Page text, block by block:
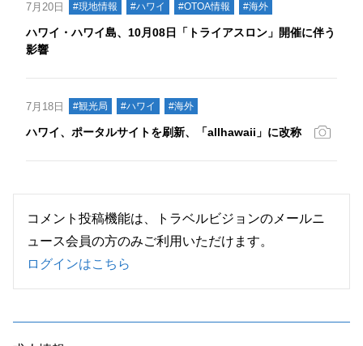
7月20日 #現地情報 #ハワイ #OTOA情報 #海外
ハワイ・ハワイ島、10月08日「トライアスロン」開催に伴う
影響
7月18日 #観光局 #ハワイ #海外
ハワイ、ポータルサイトを刷新、「allhawaii」に改称
コメント投稿機能は、トラベルビジョンのメールニ
ュース会員の方のみご利用いただけます。
ログインはこちら